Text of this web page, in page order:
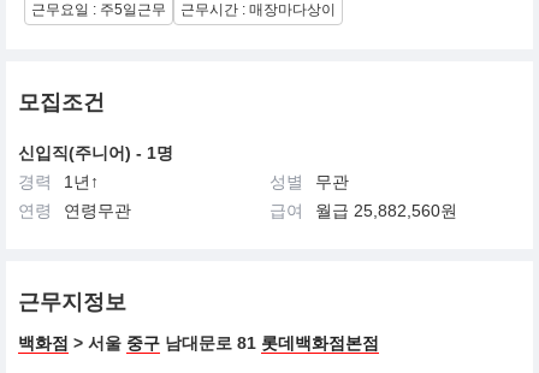
고 있으며, 디자인 및 제조 접근 방식에서 장인 기술을 오랫동안 중
력에 반영되어 있습니다.
어디에 있든 상관없이 존중합니다. 우리는 모든 성별, 민족, 사회 경
제적 배경 및 모든 유형의 장애를 가진 사람들을 포함한 능력을 환영
하는 문화를 지향합니다. 우리의 목표는 모든 사람이 가치 있다고 느
근무요일 : 주5일근무
근무시간 : 매장마다상이
모집조건
신입직(주니어) - 1명
경력
1년↑ 성별
무관
연령
연령무관 급여 월급 25,882,560원
근무지정보
백화점 > 서울 중구 남대문로 81 롯데백화점본점